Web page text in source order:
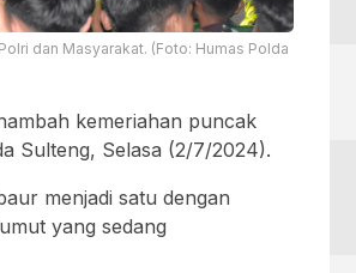
dan Masyarakat. (Foto: Humas Polda
kemeriahan puncak
Sulteng, Selasa (2/7/2024).
menjadi satu dengan
yang sedang